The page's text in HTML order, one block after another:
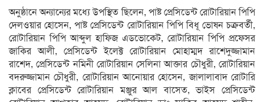
অনুষ্ঠানে অন্যান্যের মধ্যে উপস্থিত ছিলেন, পাষ্ট প্রেসিডেন্ট রোটারিয়ান পিপি
দেলওয়ার হোসেন, পাষ্ট প্রেসিডেন্ট রোটারিয়ান পিপি বিধূ ভোষন চক্রবর্তী,
রোটারিয়ান পিপি আব্দুল হাফিজ এডভোকেট, রোটারিয়ান পিপি প্রফেসর
জাকির আলী, প্রেসিডেন্ট ইলেক্ট রোটারিয়ান মোহাম্মদ রাশেদুজ্জামান
রাশেদ, প্রেসিডেন্ট নমিনী রোটারিয়ান সেলিনা আক্তার চৌধুরী, রোটারিয়ান
বদরুজ্জামান চৌধুরী, রোটারিয়ান আনোয়ার হোসেন, জালালাবাদ রোটারি
ক্লাবের প্রেসিডেন্ট রোটারিয়ান মঞ্জুর আল বাসেত, ভাইস প্রেসিডেন্ট